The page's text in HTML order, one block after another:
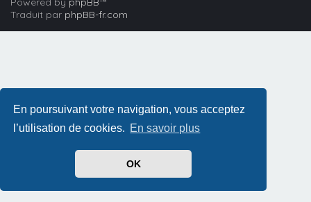
En poursuivant votre navigation, vous acceptez
l’utilisation de cookies. En savoir plus
OK
Traduit par phpBB-fr.com